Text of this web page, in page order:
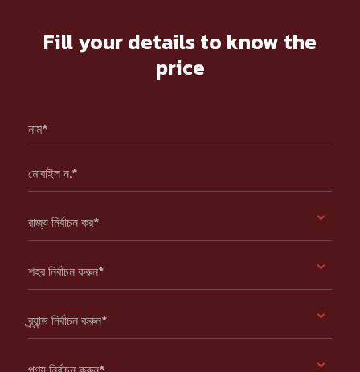
Fill your details to know the
price
নাম*
মোবাইল ন.*
রাজ্য নির্বাচন কর*
শহর নির্বাচন করুন*
ব্র্যান্ড নির্বাচন করুন*